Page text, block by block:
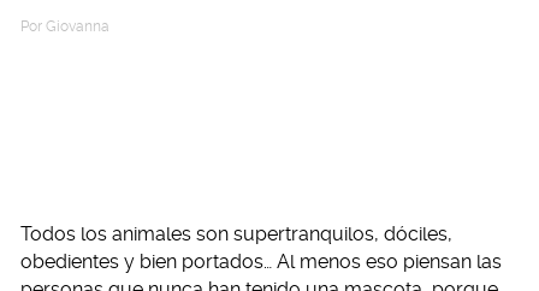
Por Giovanna
Todos los animales son supertranquilos, dóciles,
obedientes y bien portados… Al menos eso piensan las